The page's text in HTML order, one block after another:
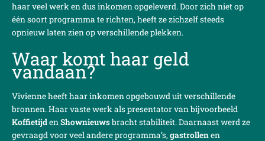
haar veel werk en dus inkomen opgeleverd. Door zich niet op
één soort programma te richten, heeft ze zichzelf steeds
opnieuw laten zien op verschillende plekken.
Waar komt haar geld
vandaan?
Vivienne heeft haar inkomen opgebouwd uit verschillende
bronnen. Haar vaste werk als presentator van bijvoorbeeld
KoffietijdenShownieuwsbracht stabiliteit. Daarnaast werd ze
gevraagd voor veel andere programma’s, gastrollenen